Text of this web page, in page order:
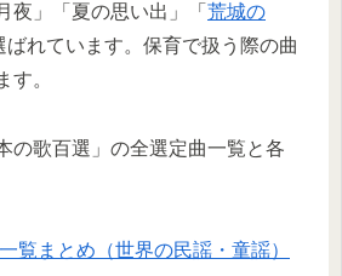
夜」「夏の思い出」「 荒城の
ばれています。保育で扱う際の曲
す。
の歌百選」の全選定曲一覧と各
覧まとめ（世界の民謡・童謡）